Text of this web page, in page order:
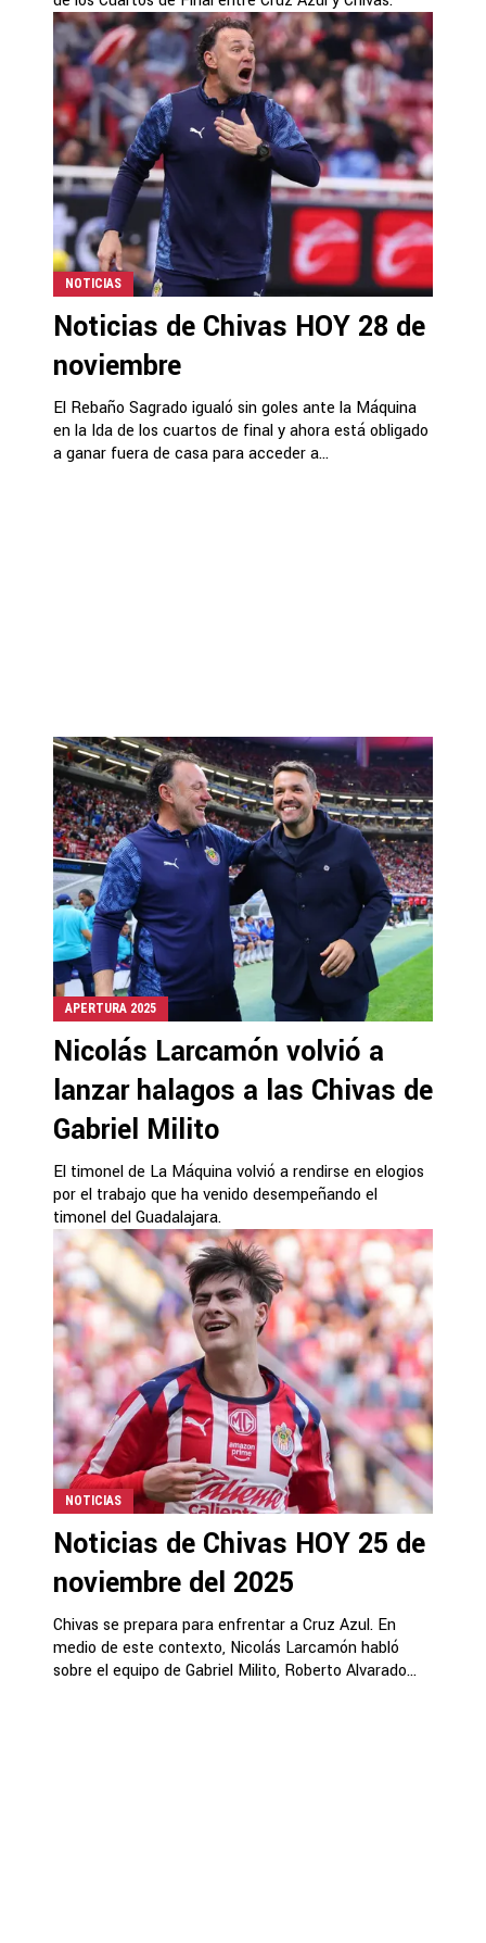
NOTICIAS
Noticias de Chivas HOY 28 de
noviembre
El Rebaño Sagrado igualó sin goles ante la Máquina
en la Ida de los cuartos de final y ahora está obligado
a ganar fuera de casa para acceder a...
APERTURA 2025
Nicolás Larcamón volvió a
lanzar halagos a las Chivas de
Gabriel Milito
El timonel de La Máquina volvió a rendirse en elogios
por el trabajo que ha venido desempeñando el
timonel del Guadalajara.
NOTICIAS
Noticias de Chivas HOY 25 de
noviembre del 2025
Chivas se prepara para enfrentar a Cruz Azul. En
medio de este contexto, Nicolás Larcamón habló
sobre el equipo de Gabriel Milito, Roberto Alvarado...